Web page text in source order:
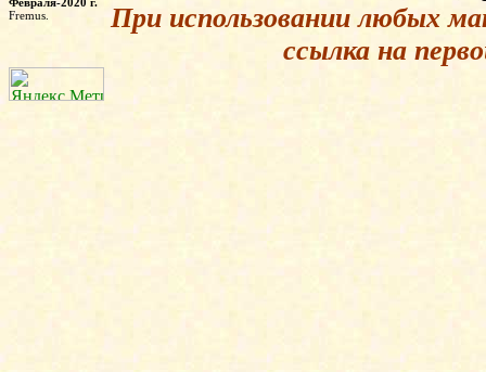
Fremus.
При использовании любых
ссылка на